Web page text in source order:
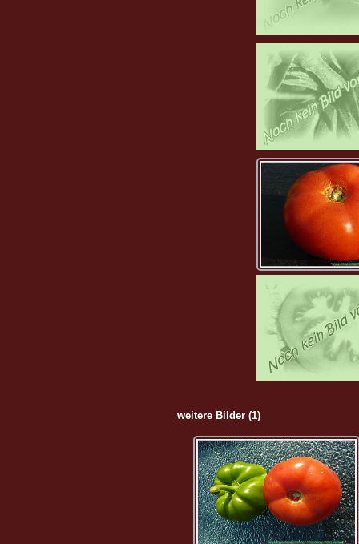
weitere Bilder (1)